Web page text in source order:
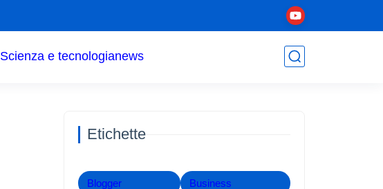
Scienza e tecnologianews
Etichette
Blogger Business